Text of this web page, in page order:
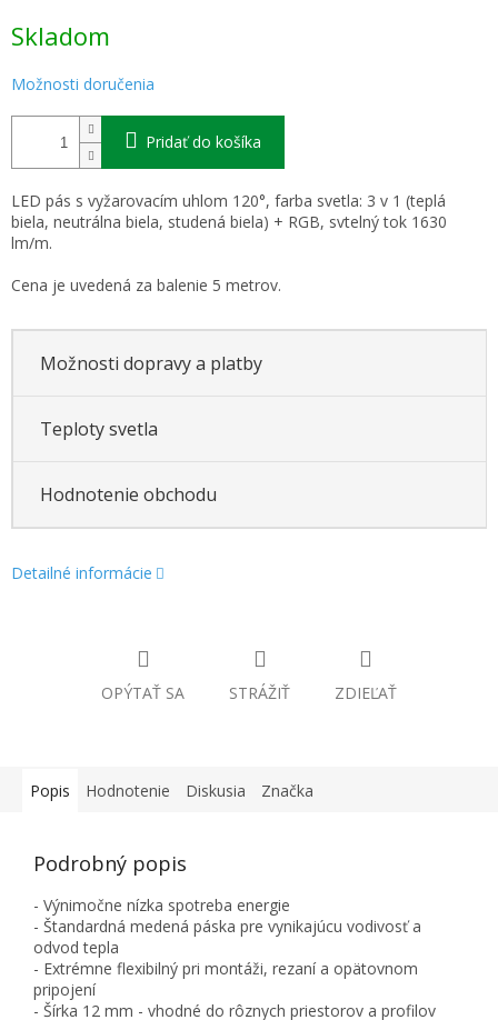
cena:
Skladom
Možnosti doručenia
Pridať do košíka
LED pás s vyžarovacím uhlom 120°, farba svetla: 3 v 1 (teplá
biela, neutrálna biela, studená biela) + RGB, svtelný tok 1630
lm/m.
Cena je uvedená za balenie 5 metrov.
Možnosti dopravy a platby
Teploty svetla
Hodnotenie obchodu
Detailné informácie
OPÝTAŤ SA STRÁŽIŤ ZDIEĽAŤ
Popis Hodnotenie Diskusia Značka
Podrobný popis
- Výnimočne nízka spotreba energie
- Štandardná medená páska pre vynikajúcu vodivosť a
odvod tepla
- Extrémne flexibilný pri montáži, rezaní a opätovnom
pripojení
- Šírka 12 mm - vhodné do rôznych priestorov a profilov